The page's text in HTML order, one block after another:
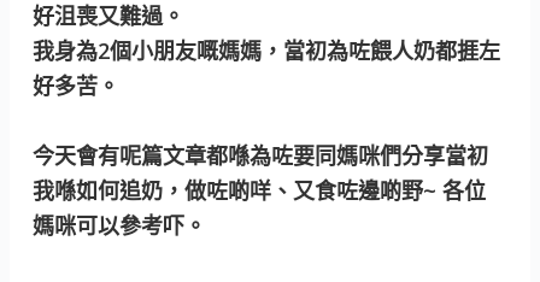
好沮喪又難過。
我身為2個小朋友嘅媽媽，當初為咗餵人奶都捱左
好多苦。
今天會有呢篇文章都喺為咗要同媽咪們分享當初
我喺如何追奶，做咗啲咩、又食咗邊啲野~ 各位
媽咪可以參考吓。